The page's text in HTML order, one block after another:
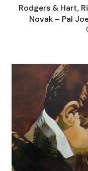
Rodgers & Hart,
Novak – Pal